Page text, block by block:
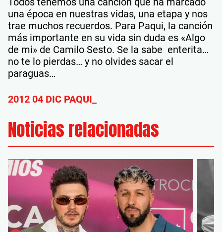
una época en nuestras vidas, una etapa y nos
trae muchos recuerdos. Para Paqui, la canción
más importante en su vida sin duda es «Algo
de mi» de Camilo Sesto. Se la sabe enterita…
no te lo pierdas… y no olvides sacar el
paraguas…
2012 04 DIC PAQUI_
Noticias relacionadas